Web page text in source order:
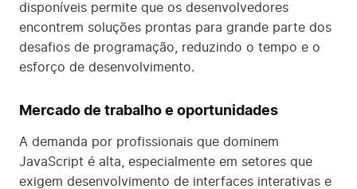
disponíveis permite que os desenvolvedores
encontrem soluções prontas para grande parte dos
desafios de programação, reduzindo o tempo e o
esforço de desenvolvimento.
Mercado de trabalho e oportunidades
A demanda por profissionais que dominem
JavaScript é alta, especialmente em setores que
exigem desenvolvimento de interfaces interativas e